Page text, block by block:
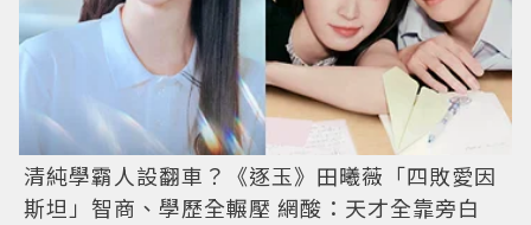
清純學霸人設翻車？《逐玉》田曦薇「四敗愛因
斯坦」智商、學歷全輾壓 網酸：天才全靠旁白